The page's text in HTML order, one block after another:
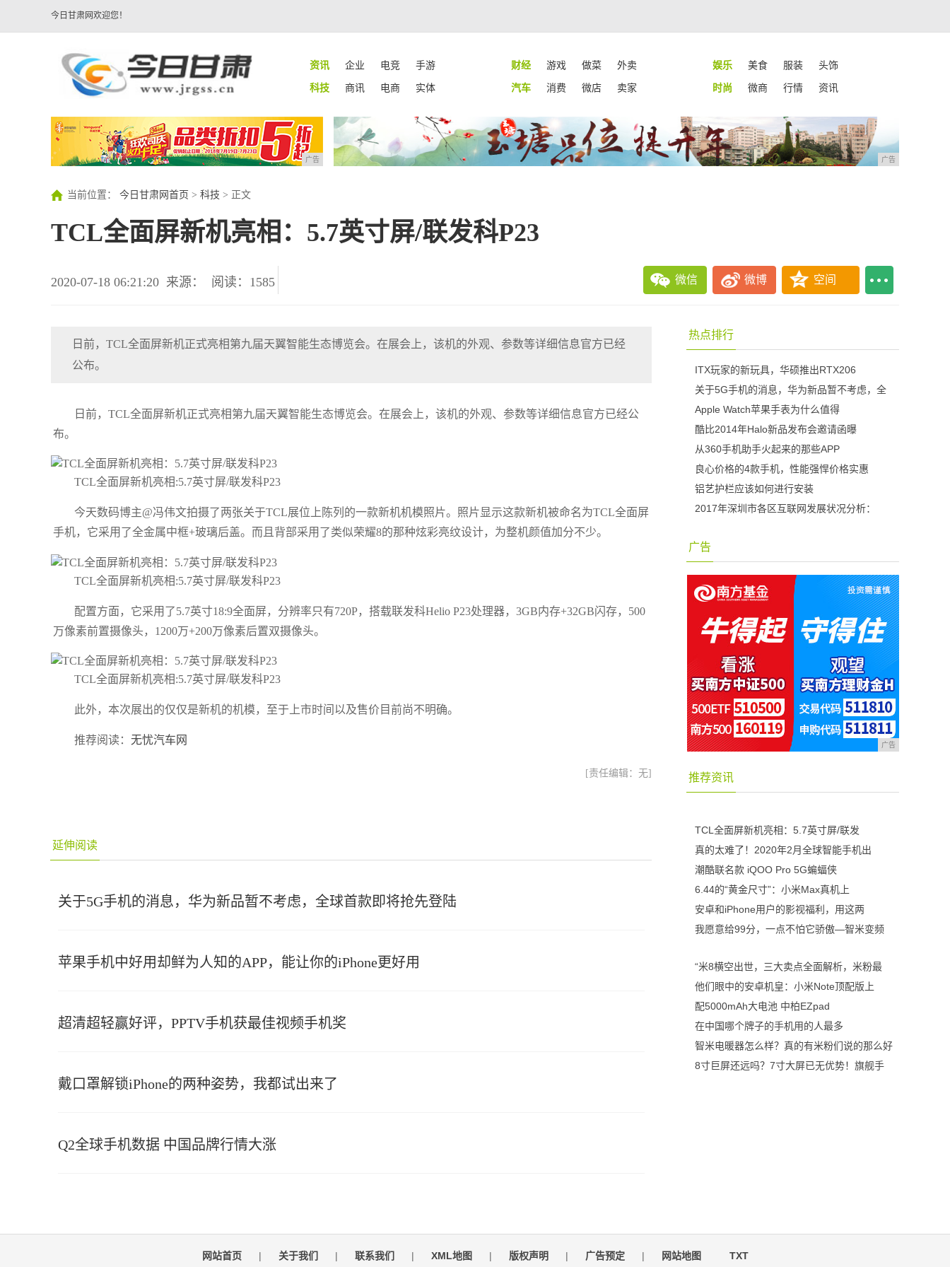
今日甘肃网欢迎您！
资讯 企业 电竞 手游 财经 游戏 做菜 外卖 娱乐 美食 服装
头饰
科技
商讯 电商 实体 汽车 消费 微店 卖家 时尚 微商 行情 资讯
广告 广告
当前位置： 今日甘肃网首页 > 科技 > 正文
TCL全面屏新机亮相：5.7英寸屏/联发科P23
2020-07-18 06:21:20 来源： 阅读：1585 微信 微博 空间
日前，TCL全面屏新机正式亮相第九届天翼智能生态博览会。在展会上，该机的外观、参数等详细信息官方已经
公布。
日前，TCL全面屏新机正式亮相第九届天翼智能生态博览会。在展会上，该机的外观、参数等详细信息官方已经公
布。
TCL全面屏新机亮相:5.7英寸屏/联发科P23
今天数码博主@冯伟文拍摄了两张关于TCL展位上陈列的一款新机机模照片。照片显示这款新机被命名为TCL全面屏
手机，它采用了全金属中框+玻璃后盖。而且背部采用了类似荣耀8的那种炫彩亮纹设计，为整机颜值加分不少。
TCL全面屏新机亮相:5.7英寸屏/联发科P23
配置方面，它采用了5.7英寸18:9全面屏，分辨率只有720P，搭载联发科Helio P23处理器，3GB内存+32GB闪存，500
万像素前置摄像头，1200万+200万像素后置双摄像头。
TCL全面屏新机亮相:5.7英寸屏/联发科P23
此外，本次展出的仅仅是新机的机模，至于上市时间以及售价目前尚不明确。
推荐阅读： 无忧汽车网
[责任编辑：无]
延伸阅读
关于5G手机的消息，华为新品暂不考虑，全球首款即将抢先登陆
苹果手机中好用却鲜为人知的APP，能让你的iPhone更好用
超清超轻赢好评，PPTV手机获最佳视频手机奖
戴口罩解锁iPhone的两种姿势，我都试出来了
Q2全球手机数据 中国品牌行情大涨
热点排行
ITX玩家的新玩具，华硕推出RTX206
关于5G手机的消息，华为新品暂不考虑，全
Apple Watch苹果手表为什么值得
酷比2014年Halo新品发布会邀请函曝
从360手机助手火起来的那些APP
良心价格的4款手机，性能强悍价格实惠
铝艺护栏应该如何进行安装
2017年深圳市各区互联网发展状况分析：
广告
广告
推荐资讯
TCL全面屏新机亮相：5.7英寸屏/联发
真的太难了！2020年2月全球智能手机出
潮酷联名款 iQOO Pro 5G蝙蝠侠
6.44的“黄金尺寸”：小米Max真机上
安卓和iPhone用户的影视福利，用这两
我愿意给99分，一点不怕它骄傲—智米变频
“米8横空出世，三大卖点全面解析，米粉最
他们眼中的安卓机皇：小米Note顶配版上
配5000mAh大电池 中柏EZpad
在中国哪个牌子的手机用的人最多
智米电暖器怎么样？真的有米粉们说的那么好
8寸巨屏还远吗？7寸大屏已无优势！旗舰手
网站首页 | 关于我们 | 联系我们 | XML地图 | 版权声明 | 广告预定 | 网站地图 TXT